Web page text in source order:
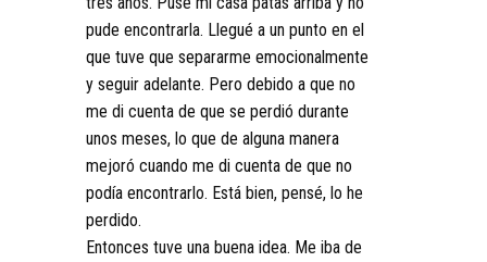
pude encontrarla. Llegué a un punto en el
que tuve que separarme emocionalmente
y seguir adelante. Pero debido a que no
me di cuenta de que se perdió durante
unos meses, lo que de alguna manera
mejoró cuando me di cuenta de que no
podía encontrarlo. Está bien, pensé, lo he
perdido.
Entonces tuve una buena idea. Me iba de